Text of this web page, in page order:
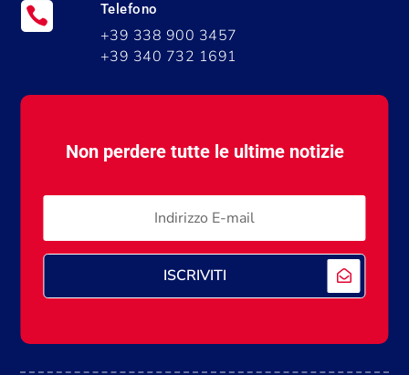
 Telefono
+39 338 900 3457
+39 340 732 1691
Non perdere tutte le ultime notizie
ISCRIVITI